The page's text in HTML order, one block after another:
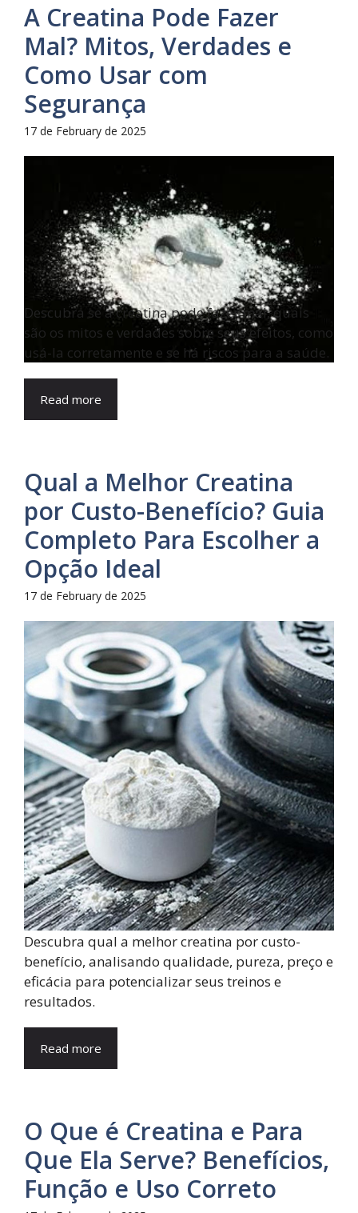
A Creatina Pode Fazer
Mal? Mitos, Verdades e
Como Usar com
Segurança
17 de February de 2025
Descubra se a creatina pode fazer mal, quais
são os mitos e verdades sobre seus efeitos, como
usá-la corretamente e se há riscos para a saúde.
Read more
Qual a Melhor Creatina
por Custo-Benefício? Guia
Completo Para Escolher a
Opção Ideal
17 de February de 2025
Descubra qual a melhor creatina por custo-
benefício, analisando qualidade, pureza, preço e
eficácia para potencializar seus treinos e
resultados.
Read more
O Que é Creatina e Para
Que Ela Serve? Benefícios,
Função e Uso Correto